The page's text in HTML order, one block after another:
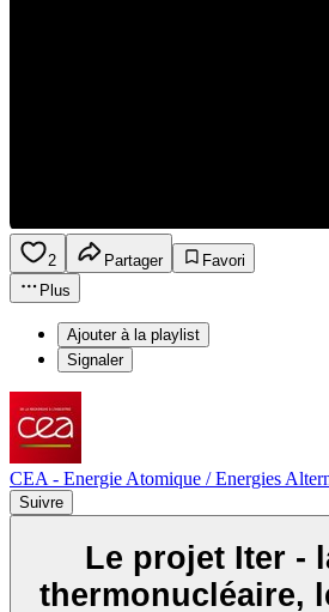
2 Partager
Favori
Plus
Ajouter à la playlist
Signaler
CEA - Energie Atomique / Energies
Suivre
Le projet Iter -
thermonucléaire,